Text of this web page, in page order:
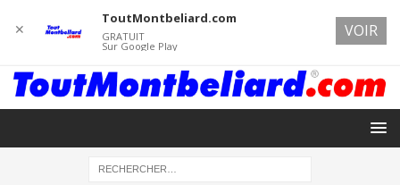
✕
ToutMontbeliard.com
GRATUIT
Sur Google Play
VOIR